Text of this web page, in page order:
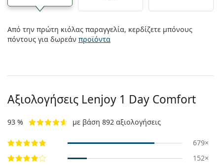
Από την πρώτη κιόλας παραγγελία, κερδίζετε μπόνους
πόντους για δωρεάν προϊόντα
Αξιολογήσεις Lenjoy 1 Day Comfort
93 % με βάση 892 αξιολογήσεις
679×
152×